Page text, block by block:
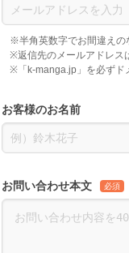
※半角英数字でお間違えの
※返信先のメールアドレス
※「k-manga.jp」を必ずド
お客様のお名前
お問い合わせ本文 必須